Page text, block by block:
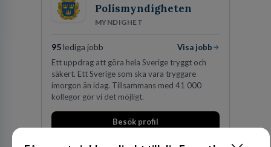
Polismyndigheten
MYNDIGHET
95 lediga jobb
Visa jobb
Ett uppdrag att göra hela Sverige tryggt och
säkert. Ett Sverige som ska vara tryggare
imorgon än idag. Tillsammans med 41 000
kollegor gör vi det möjligt.
Besök profil